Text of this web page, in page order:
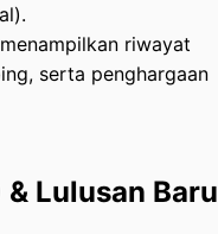
riwayat
serta penghargaan
Lulusan Baru